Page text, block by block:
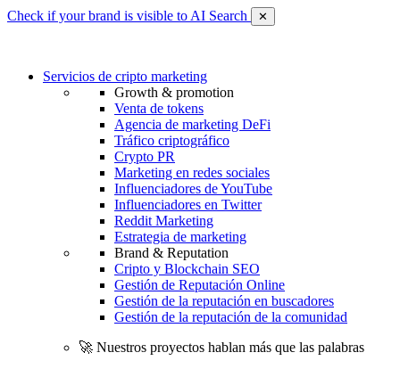
Check if your brand is visible to AI Search ✕
Servicios de cripto marketing
Growth & promotion
Venta de tokens
Agencia de marketing DeFi
Tráfico criptográfico
Crypto PR
Marketing en redes sociales
Influenciadores de YouTube
Influenciadores en Twitter
Reddit Marketing
Estrategia de marketing
Brand & Reputation
Cripto y Blockchain SEO
Gestión de Reputación Online
Gestión de la reputación en buscadores
Gestión de la reputación de la comunidad
🚀 Nuestros proyectos hablan más que las palabras